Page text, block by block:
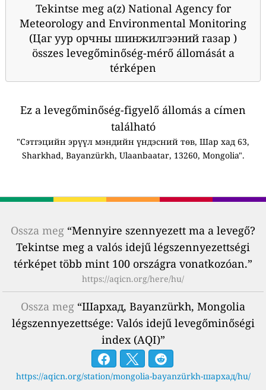
Tekintse meg a(z) National Agency for
Meteorology and Environmental Monitoring
(Цаг уур орчны шинжилгээний газар )
összes levegőminőség-mérő állomását a
térképen
Ez a levegőminőség-figyelő állomás a címen
található
"Сэтгэцийн эрүүл мэндийн үндэсний төв, Шар хад 63,
Sharkhad, Bayanzürkh, Ulaanbaatar, 13260, Mongolia".
Ossza meg “Mennyire szennyezett ma a levegő?
Tekintse meg a valós idejű légszennyezettségi
térképet több mint 100 országra vonatkozóan.”
https://aqicn.org/here/hu/
Ossza meg “Шархад, Bayanzürkh, Mongolia
légszennyezettsége: Valós idejű levegőminőségi
index (AQI)”
https://aqicn.org/station/mongolia-bayanzürkh-шархад/hu/